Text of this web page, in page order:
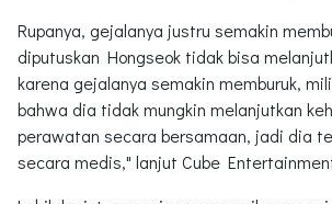
Rupanya, gejalanya justru semakin
diputuskan Hongseok tidak bisa
karena gejalanya semakin memburuk,
bahwa dia tidak mungkin melanjutkan
perawatan secara bersamaan, jadi dia
secara medis," lanjut Cube